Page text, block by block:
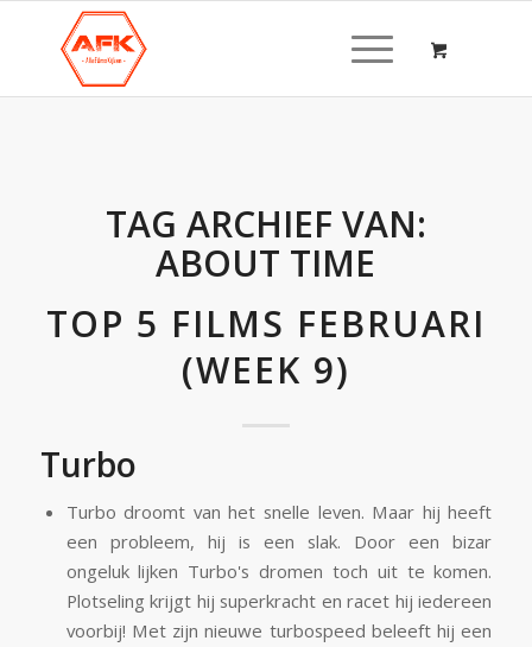
TAG ARCHIEF VAN:
ABOUT TIME
TOP 5 FILMS FEBRUARI
(WEEK 9)
Turbo
Turbo droomt van het snelle leven. Maar hij heeft
een probleem, hij is een slak. Door een bizar
ongeluk lijken Turbo's dromen toch uit te komen.
Plotseling krijgt hij superkracht en racet hij iedereen
voorbij! Met zijn nieuwe turbospeed beleeft hij een